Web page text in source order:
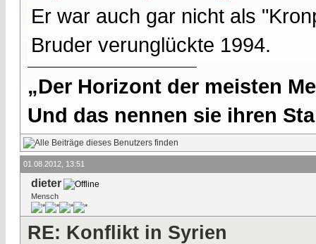
Er war auch gar nicht als
Bruder verunglückte 1994.
„Der Horizont der meisten
Und das nennen sie ihren
01.08.2012, 13:51
dieter
Mensch
RE: Konflikt in Syrien